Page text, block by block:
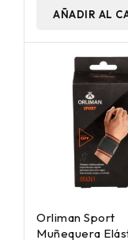
AÑADIR AL
Orliman Sport
Muñequera